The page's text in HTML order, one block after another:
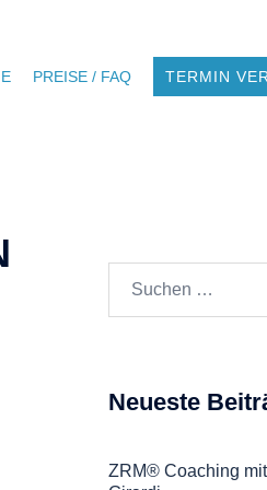
PREISE / FAQ TERMIN
Neueste
ZRM® Coaching